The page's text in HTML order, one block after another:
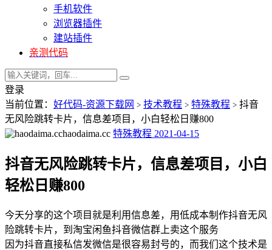
手机软件
浏览器插件
建站插件
亲测代码
登录
当前位置： 好代码-资源下载网 > 技术教程 > 特殊教程 > 抖音
无风险跳转卡片，信息差项目，小白轻松日赚800
haodaima.cc 特殊教程 2021-04-15
抖音无风险跳转卡片，信息差项目，小白
轻松日赚800
今天分享的这个项目就是利用信息差，用低成本制作抖音无风
险跳转卡片，到淘宝闲鱼抖音微信群上卖这个服务
因为抖音直接私信发微信是很容易封号的，而我们这个技术是